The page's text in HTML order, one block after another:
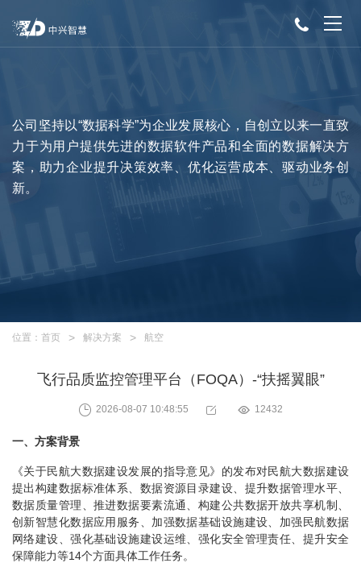
公司坚持以“数据科学”为企业发展核心，自创立以来一直致
力于为用户提供先进的数据软件产品和全面的数据解决方
案，助力企业提升决策效率、优化运营成本、驱动业务创
新。
位置： 首页 解决方案 航空
飞行品质监控管理平台（FOQA）-“扶摇翼眼”
2026-08-07 10:48:55 12432
一、方案背景
《关于民航大数据建设发展的指导意见》的发布对民航大数据建设
提出构建数据标准体系、数据资源目录建设、提升数据管理水平、
数据质量管理、推进数据要素流通、构建公共数据开放共享机制、
创新智慧化数据应用服务、加强数据基础设施建设、加强民航数据
网络建设、强化基础设施建设运维、强化安全管理责任、提升安全
保障能力等14个方面具体工作任务。